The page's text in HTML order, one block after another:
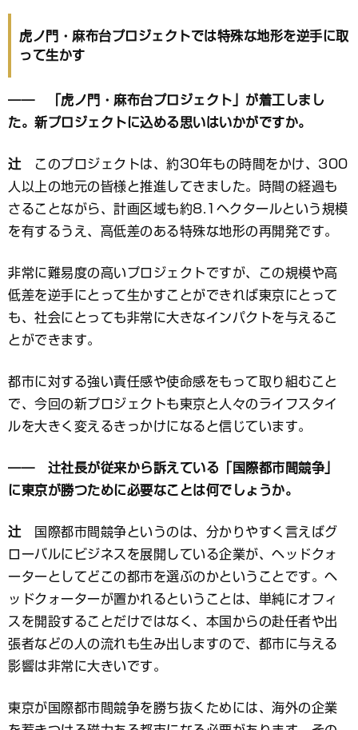
虎ノ門・麻布台プロジェクトでは特殊な地形を逆手に取
って生かす
―― 「虎ノ門・麻布台プロジェクト」が着工しまし
た。新プロジェクトに込める思いはいかがですか。
辻 このプロジェクトは、約30年もの時間をかけ、300
人以上の地元の皆様と推進してきました。時間の経過も
さることながら、計画区域も約8.1ヘクタールという規模
を有するうえ、高低差のある特殊な地形の再開発です。
非常に難易度の高いプロジェクトですが、この規模や高
低差を逆手にとって生かすことができれば東京にとって
も、社会にとっても非常に大きなインパクトを与えるこ
とができます。
都市に対する強い責任感や使命感をもって取り組むこと
で、今回の新プロジェクトも東京と人々のライフスタイ
ルを大きく変えるきっかけになると信じています。
―― 辻社長が従来から訴えている「国際都市間競争」
に東京が勝つために必要なことは何でしょうか。
辻 国際都市間競争というのは、分かりやすく言えばグ
ローバルにビジネスを展開している企業が、ヘッドクォ
ーターとしてどこの都市を選ぶのかということです。ヘ
ッドクォーターが置かれるということは、単純にオフィ
スを開設することだけではなく、本国からの赴任者や出
張者などの人の流れも生み出しますので、都市に与える
影響は非常に大きいです。
東京が国際都市間競争を勝ち抜くためには、海外の企業